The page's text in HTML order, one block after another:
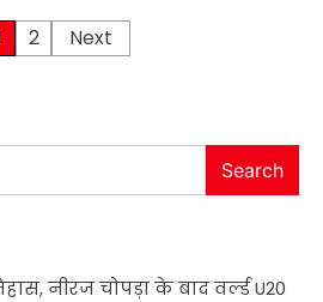
2 Next
Search
नीरज चोपड़ा के बाद वर्ल्ड U20